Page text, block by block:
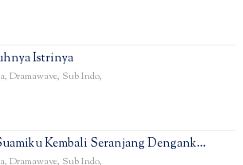
Istrinya
, Dramawave, Sub Indo,
Kembali Seranjang Dengank…
, Dramawave, Sub Indo,